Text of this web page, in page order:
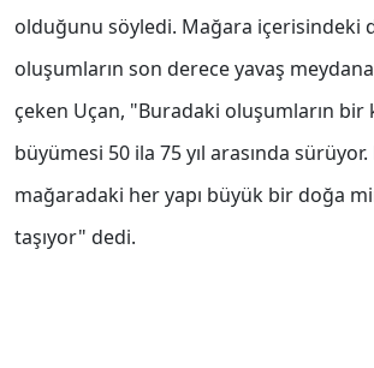
olduğunu söyledi. Mağara içerisindeki
oluşumların son derece yavaş
çeken Uçan, "Buradaki oluşumların
büyümesi 50 ila 75 yıl arasında
mağaradaki her yapı büyük bir doğa
taşıyor" dedi.